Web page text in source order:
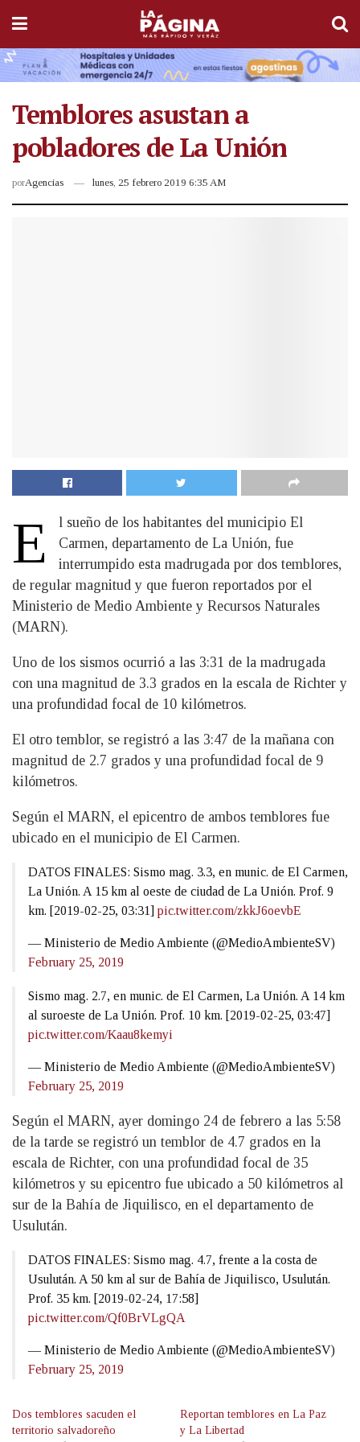
Temblores asustan a
pobladores de La Unión
porAgencias lunes, 25 febrero 2019 6:35 AM
E
l sueño de los habitantes del municipio El
Carmen, departamento de La Unión, fue
interrumpido esta madrugada por dos temblores,
de regular magnitud y que fueron reportados por el
Ministerio de Medio Ambiente y Recursos Naturales
(MARN).
Uno de los sismos ocurrió a las 3:31 de la madrugada
con una magnitud de 3.3 grados en la escala de Richter y
una profundidad focal de 10 kilómetros.
El otro temblor, se registró a las 3:47 de la mañana con
magnitud de 2.7 grados y una profundidad focal de 9
kilómetros.
Según el MARN, el epicentro de ambos temblores fue
ubicado en el municipio de El Carmen.
DATOS FINALES: Sismo mag. 3.3, en munic. de El Carmen,
La Unión. A 15 km al oeste de ciudad de La Unión. Prof. 9
km. [2019-02-25, 03:31] pic.twitter.com/zkkJ6oevbE
— Ministerio de Medio Ambiente (@MedioAmbienteSV)
February 25, 2019
Sismo mag. 2.7, en munic. de El Carmen, La Unión. A 14 km
al suroeste de La Unión. Prof. 10 km. [2019-02-25, 03:47]
pic.twitter.com/Kaau8kemyi
— Ministerio de Medio Ambiente (@MedioAmbienteSV)
February 25, 2019
Según el MARN, ayer domingo 24 de febrero a las 5:58
de la tarde se registró un temblor de 4.7 grados en la
escala de Richter, con una profundidad focal de 35
kilómetros y su epicentro fue ubicado a 50 kilómetros al
sur de la Bahía de Jiquilisco, en el departamento de
Usulután.
DATOS FINALES: Sismo mag. 4.7, frente a la costa de
Usulután. A 50 km al sur de Bahía de Jiquilisco, Usulután.
Prof. 35 km. [2019-02-24, 17:58]
pic.twitter.com/Qf0BrVLgQA
— Ministerio de Medio Ambiente (@MedioAmbienteSV)
February 25, 2019
Dos temblores sacuden el
territorio salvadoreño
Reportan temblores en La Paz
y La Libertad